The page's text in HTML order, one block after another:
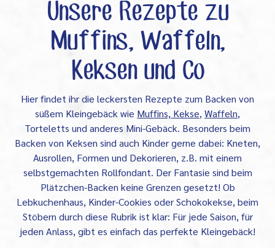
Unsere Rezepte zu
Muffins, Waffeln,
Keksen und Co
Hier findet ihr die leckersten Rezepte zum Backen von
süßem Kleingebäck wie Muffins, Kekse,Waffeln,
Torteletts und anderes Mini-Gebäck. Besonders beim
Backen von Keksen sind auch Kinder gerne dabei: Kneten,
Ausrollen, Formen und Dekorieren, z.B. mit einem
selbstgemachten Rollfondant. Der Fantasie sind beim
Plätzchen-Backen keine Grenzen gesetzt! Ob
Lebkuchenhaus, Kinder-Cookies oder Schokokekse, beim
Stöbern durch diese Rubrik ist klar: Für jede Saison, für
jeden Anlass, gibt es einfach das perfekte Kleingebäck!